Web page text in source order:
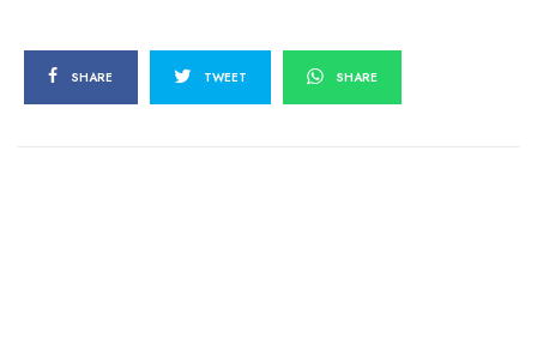
SHARE TWEET SHARE